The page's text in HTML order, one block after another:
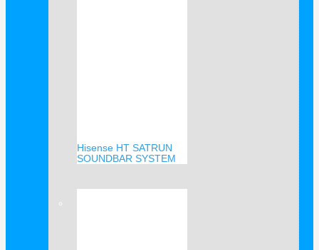
Hisense HT SATRUN
SOUNDBAR SYSTEM